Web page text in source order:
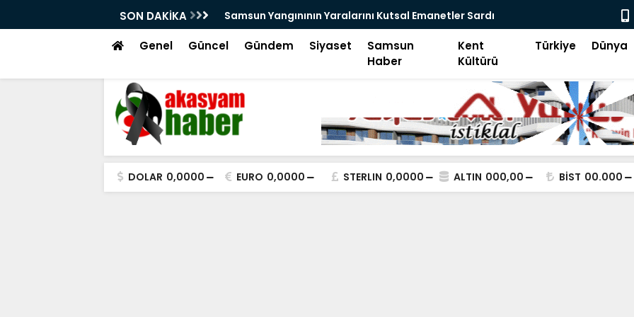
SON DAKİKA
Kutsal Emanetler Sardı Motivasyonda Dijital Devrim-2 Samsun
Genel Güncel Gündem Siyaset
Samsun
Haber
Kent
Kültürü
Türkiye Dünya
DOLAR 0,0000 EURO 0,0000 STERLIN 0,0000 ALTIN 000,00 BİST 00.000